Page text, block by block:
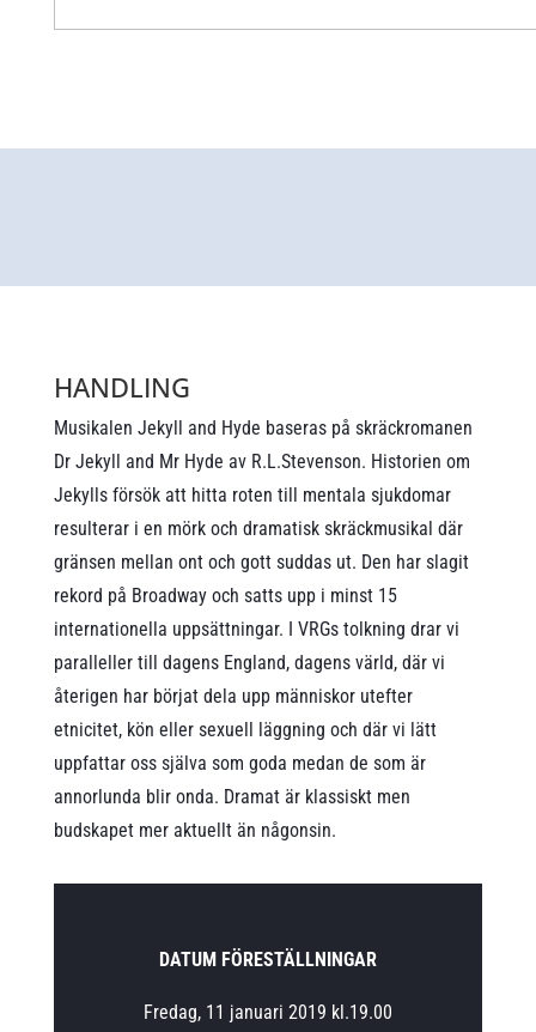
HANDLING
Musikalen Jekyll and Hyde baseras på skräckromanen
Dr Jekyll and Mr Hyde av R.L.Stevenson. Historien om
Jekylls försök att hitta roten till mentala sjukdomar
resulterar i en mörk och dramatisk skräckmusikal där
gränsen mellan ont och gott suddas ut. Den har slagit
rekord på Broadway och satts upp i minst 15
internationella uppsättningar. I VRGs tolkning drar vi
paralleller till dagens England, dagens värld, där vi
återigen har börjat dela upp människor utefter
etnicitet, kön eller sexuell läggning och där vi lätt
uppfattar oss själva som goda medan de som är
annorlunda blir onda. Dramat är klassiskt men
budskapet mer aktuellt än någonsin.
DATUM FÖRESTÄLLNINGAR
Fredag, 11 januari 2019 kl.19.00